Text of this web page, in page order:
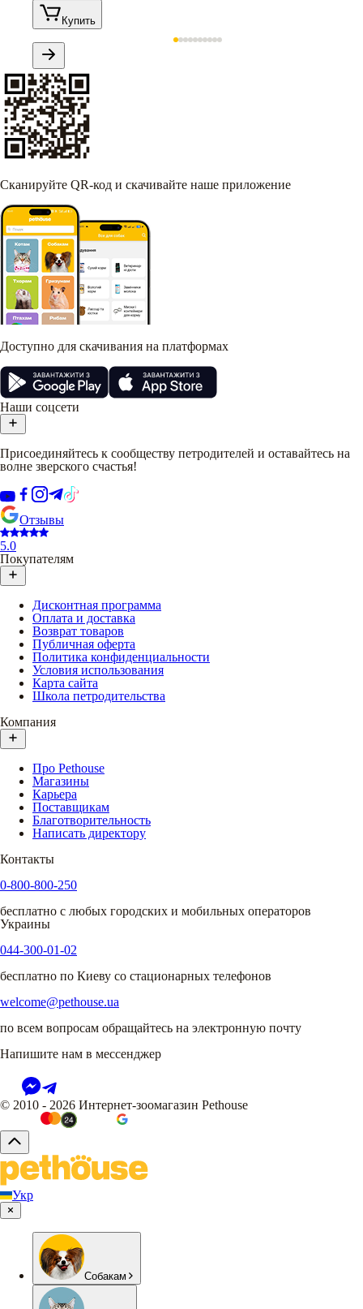
Купить
Сканируйте QR-код и скачивайте наше приложение
Доступно для скачивания на платформах
Наши соцсети
Присоединяйтесь к сообществу петродителей и оставайтесь на
волне зверского счастья!
Отзывы
5.0
Покупателям
Дисконтная программа
Оплата и доставка
Возврат товаров
Публичная оферта
Политика конфиденциальности
Условия использования
Карта сайта
Школа петродительства
Компания
Про Pethouse
Магазины
Карьера
Поставщикам
Благотворительность
Написать директору
Контакты
0-800-800-250
бесплатно с любых городских и мобильных операторов
Украины
044-300-01-02
бесплатно по Киеву со стационарных телефонов
welcome@pethouse.ua
по всем вопросам обращайтесь на электронную почту
Напишите нам в мессенджер
© 2010 - 2026 Интернет-зоомагазин Pethouse
Укр
Собакам